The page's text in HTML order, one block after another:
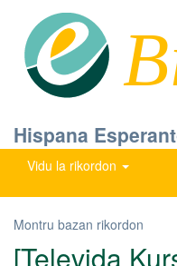
Hispana
Vidu la rikordon
Montru bazan rikordon
[Televida